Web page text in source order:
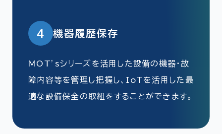
4 機器履歴保存
MOT’sシリーズを活用した設備の機器・故
障内容等を管理し把握し、IoTを活用した最
適な設備保全の取組をすることができます。